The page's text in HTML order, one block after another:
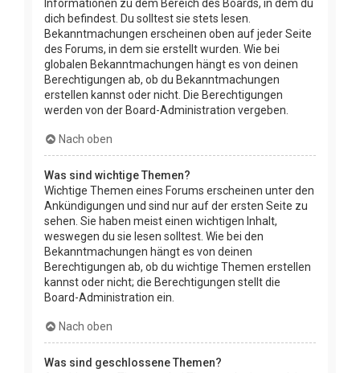
Informationen zu dem Bereich des Boards, in dem du
dich befindest. Du solltest sie stets lesen.
Bekanntmachungen erscheinen oben auf jeder Seite
des Forums, in dem sie erstellt wurden. Wie bei
globalen Bekanntmachungen hängt es von deinen
Berechtigungen ab, ob du Bekanntmachungen
erstellen kannst oder nicht. Die Berechtigungen
werden von der Board-Administration vergeben.
Nach oben
Was sind wichtige Themen?
Wichtige Themen eines Forums erscheinen unter den
Ankündigungen und sind nur auf der ersten Seite zu
sehen. Sie haben meist einen wichtigen Inhalt,
weswegen du sie lesen solltest. Wie bei den
Bekanntmachungen hängt es von deinen
Berechtigungen ab, ob du wichtige Themen erstellen
kannst oder nicht; die Berechtigungen stellt die
Board-Administration ein.
Nach oben
Was sind geschlossene Themen?